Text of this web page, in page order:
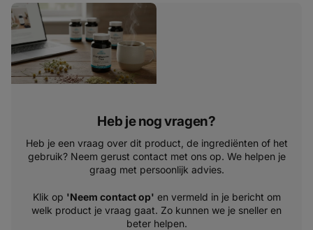
Heb je nog vragen?
Heb je een vraag over dit product, de ingrediënten of het
gebruik? Neem gerust contact met ons op. We helpen je
graag met persoonlijk advies.
Klik op 'Neem contact op' en vermeld in je bericht om
welk product je vraag gaat. Zo kunnen we je sneller en
beter helpen.